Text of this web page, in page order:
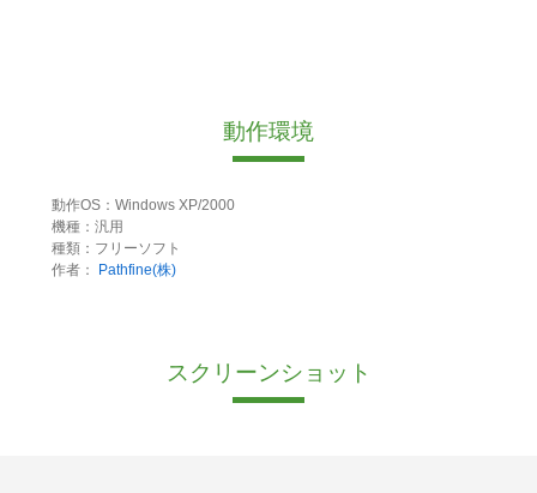
動作環境
動作OS：Windows XP/2000
機種：汎用
種類：フリーソフト
作者：
Pathfine(株)
スクリーンショット